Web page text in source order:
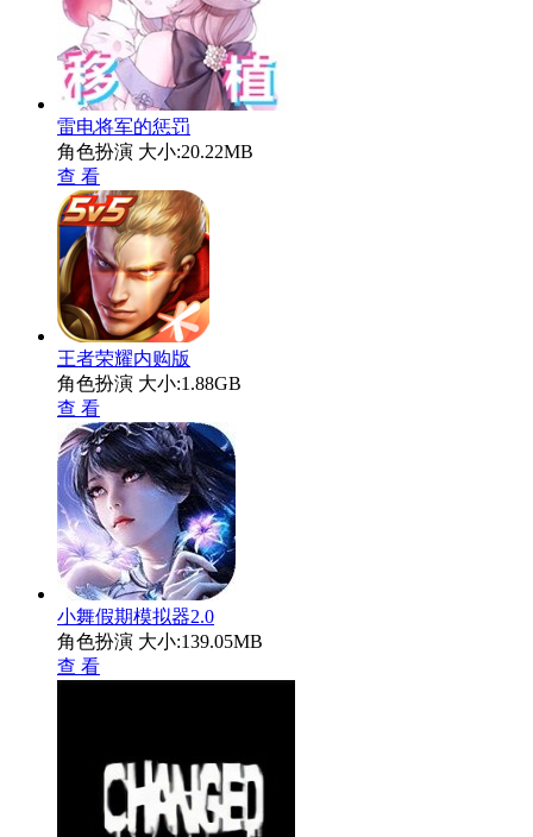
雷电将军的惩罚
角色扮演 大小:20.22MB
查 看
王者荣耀内购版
角色扮演 大小:1.88GB
查 看
小舞假期模拟器2.0
角色扮演 大小:139.05MB
查 看